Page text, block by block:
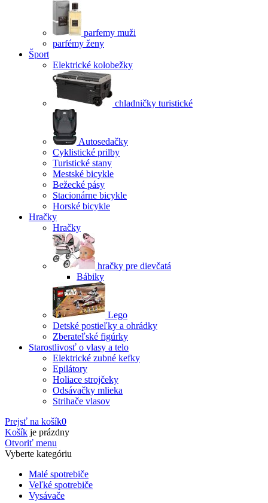
parfemy muži
parfémy ženy
Šport
Elektrické kolobežky
chladničky turistické
Autosedačky
Cyklistické prilby
Turistické stany
Mestské bicykle
Bežecké pásy
Stacionárne bicykle
Horské bicykle
Hračky
Hračky
hračky pre dievčatá
Bábiky
Lego
Detské postieľky a ohrádky
Zberateľské figúrky
Starostlivosť o vlasy a telo
Elektrické zubné kefky
Epilátory
Holiace strojčeky
Odsávačky mlieka
Strihače vlasov
Prejsť na košík0
Košík je prázdny
Otvoriť menu
Vyberte kategóriu
Malé spotrebiče
Veľké spotrebiče
Vysávače